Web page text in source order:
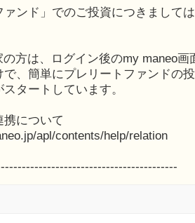
ァンド」でのご投資につきまして
の方は、ログイン後のmy maneo画
で、簡単にプレリートファンドの
タートしています。
について
apl/contents/help/relation